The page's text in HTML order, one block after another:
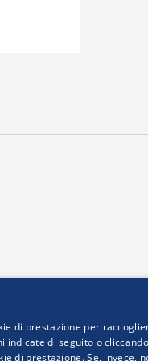
di prestazione per
di seguito o
di prestazione. Se, invece,